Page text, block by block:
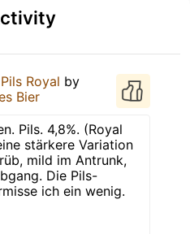
Pils Royal by
Bier
Pils. 4,8%. (Royal
stärkere Variation
mild im Antrunk,
Die Pils-
ich ein wenig.